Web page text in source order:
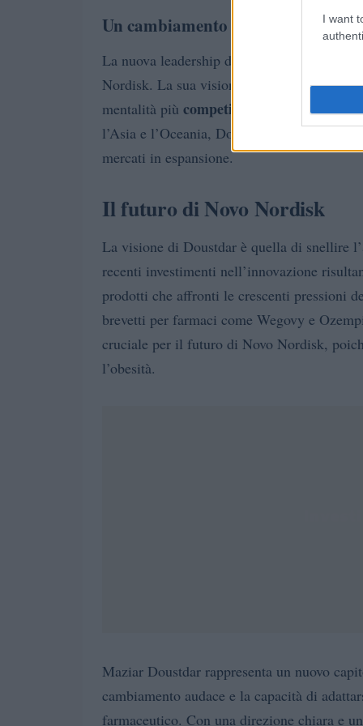
I want
Un cambiamento culturale
La nuova leadership di Doustdar sta
Nordisk. La sua visione è netta: superare
mentalità più competitiva e globale. Con
l’Asia e l’Oceania, Doustdar ha compreso
mercati in espansione.
Il futuro di Novo Nordisk
La visione di Doustdar è quella di snellire
recenti investimenti nell’innovazione
prodotti che affronti le crescenti pressioni
brevetti per farmaci come Wegovy e
cruciale per il futuro di Novo Nordisk,
l’obesità.
Maziar Doustdar rappresenta un nuovo
cambiamento audace e la capacità di
farmaceutico. Con una direzione chiara e